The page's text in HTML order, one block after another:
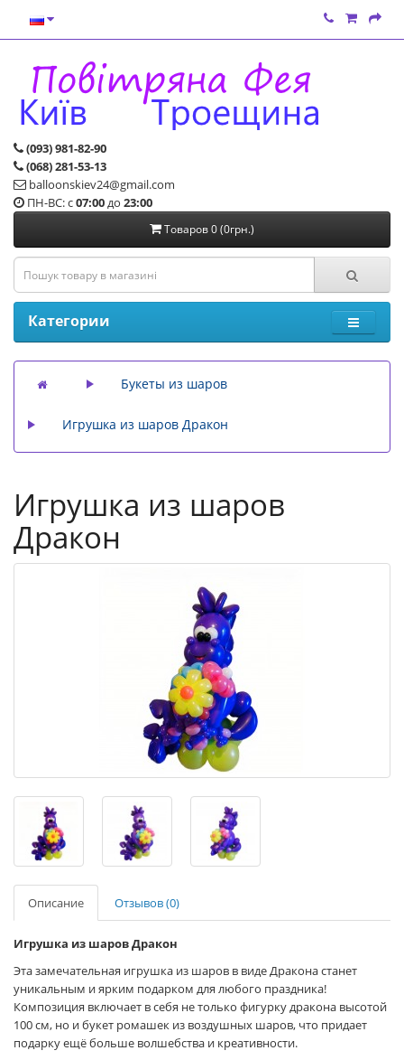
(093) 981-82-90
(068) 281-53-13
balloonskiev24@gmail.com
ПН-ВС: с07:00до 23:00
Товаров 0 (0грн.)
Категории
Букеты из шаров
Игрушка из шаров Дракон
Игрушка из шаров
Дракон
Описание Отзывов (0)
Игрушка из шаров Дракон
Эта замечательная игрушка из шаров в виде Дракона станет
уникальным и ярким подарком для любого праздника!
Композиция включает в себя не только фигурку дракона высотой
100 см, но и букет ромашек из воздушных шаров, что придает
подарку ещё больше волшебства и креативности.